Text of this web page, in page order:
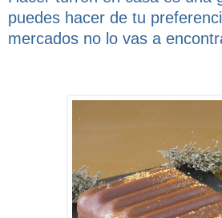
puedes hacer de tu
mercados no lo vas a